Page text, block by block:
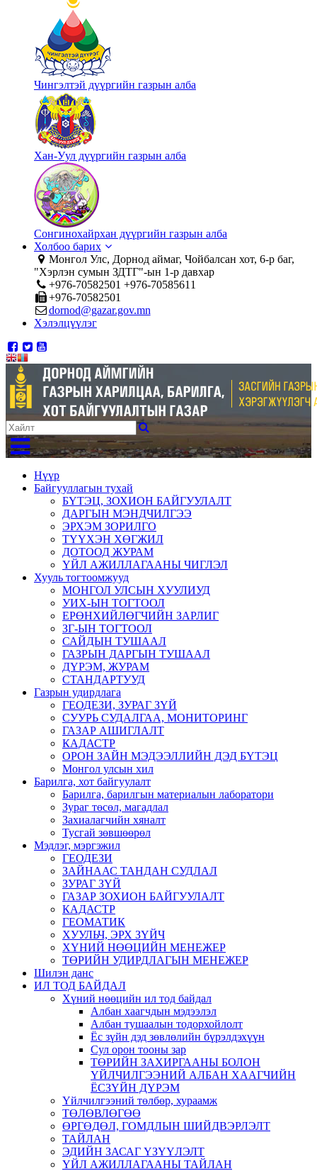
Чингэлтэй дүүргийн газрын алба
Хан-Уул дүүргийн газрын алба
Сонгинохайрхан дүүргийн газрын алба
Холбоо барих
Монгол Улс, Дорнод аймаг, Чойбалсан хот, 6-р баг,
"Хэрлэн сумын ЗДТГ"-ын 1-р давхар
+976-70582501 +976-70585611
+976-70582501
dornod@gazar.gov.mn
Хэлэлцүүлэг
Нүүр
Байгууллагын тухай
БҮТЭЦ, ЗОХИОН БАЙГУУЛАЛТ
ДАРГЫН МЭНДЧИЛГЭЭ
ЭРХЭМ ЗОРИЛГО
ТҮҮХЭН ХӨГЖИЛ
ДОТООД ЖУРАМ
ҮЙЛ АЖИЛЛАГААНЫ ЧИГЛЭЛ
Хууль тогтоомжууд
МОНГОЛ УЛСЫН ХУУЛИУД
УИХ-ЫН ТОГТООЛ
ЕРӨНХИЙЛӨГЧИЙН ЗАРЛИГ
ЗГ-ЫН ТОГТООЛ
САЙДЫН ТУШААЛ
ГАЗРЫН ДАРГЫН ТУШААЛ
ДҮРЭМ, ЖУРАМ
СТАНДАРТУУД
Газрын удирдлага
ГЕОДЕЗИ, ЗУРАГ ЗҮЙ
СУУРЬ СУДАЛГАА, МОНИТОРИНГ
ГАЗАР АШИГЛАЛТ
КАДАСТР
ОРОН ЗАЙН МЭДЭЭЛЛИЙН ДЭД БҮТЭЦ
Монгол улсын хил
Барилга, хот байгуулалт
Барилга, барилгын материалын лаборатори
Зураг төсөл, магадлал
Захиалагчийн хяналт
Тусгай зөвшөөрөл
Мэдлэг, мэргэжил
ГЕОДЕЗИ
ЗАЙНААС ТАНДАН СУДЛАЛ
ЗУРАГ ЗҮЙ
ГАЗАР ЗОХИОН БАЙГУУЛАЛТ
КАДАСТР
ГЕОМАТИК
ХУУЛЬЧ, ЭРХ ЗҮЙЧ
ХҮНИЙ НӨӨЦИЙН МЕНЕЖЕР
ТӨРИЙН УДИРДЛАГЫН МЕНЕЖЕР
Шилэн данс
ИЛ ТОД БАЙДАЛ
Хүний нөөцийн ил тод байдал
Албан хаагчдын мэдээлэл
Албан тушаалын тодорхойлолт
Ёс зүйн дэд зөвлөлийн бүрэлдэхүүн
Сул орон тооны зар
ТӨРИЙН ЗАХИРГААНЫ БОЛОН
ҮЙЛЧИЛГЭЭНИЙ АЛБАН ХААГЧИЙН
ЁСЗҮЙН ДҮРЭМ
Үйлчилгээний төлбөр, хураамж
ТӨЛӨВЛӨГӨӨ
ӨРГӨДӨЛ, ГОМДЛЫН ШИЙДВЭРЛЭЛТ
ТАЙЛАН
ЭДИЙН ЗАСАГ ҮЗҮҮЛЭЛТ
ҮЙЛ АЖИЛЛАГААНЫ ТАЙЛАН